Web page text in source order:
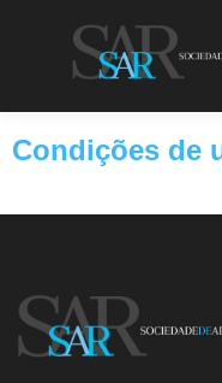
Condições de